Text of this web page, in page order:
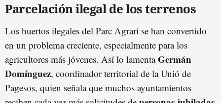
Parcelación ilegal de los terrenos
Los huertos ilegales del Parc Agrari se han convertido
en un problema creciente, especialmente para los
agricultores más jóvenes. Así lo lamentaGermán
Domínguez, coordinador territorial de la Unió de
Pagesos, quien señala que muchos ayuntamientos